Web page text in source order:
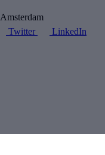
Amsterdam
Twitter LinkedIn